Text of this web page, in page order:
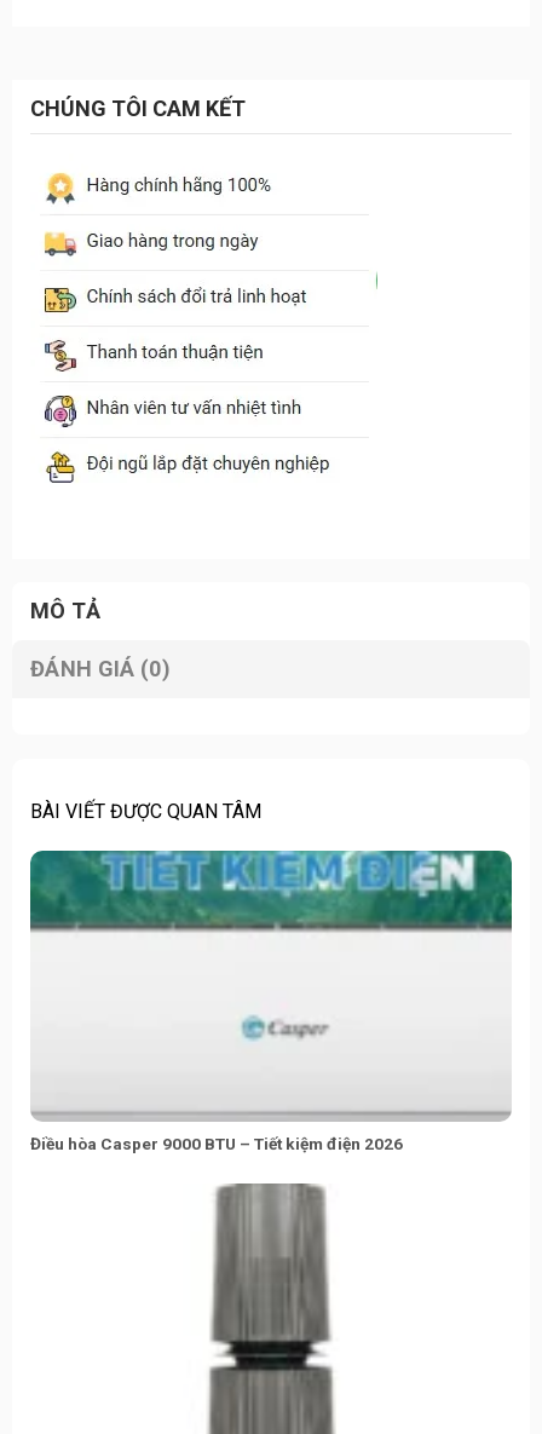
CHÚNG TÔI CAM KẾT
MÔ TẢ
ĐÁNH GIÁ (0)
BÀI VIẾT ĐƯỢC QUAN TÂM
Điều hòa Casper 9000 BTU – Tiết kiệm điện 2026